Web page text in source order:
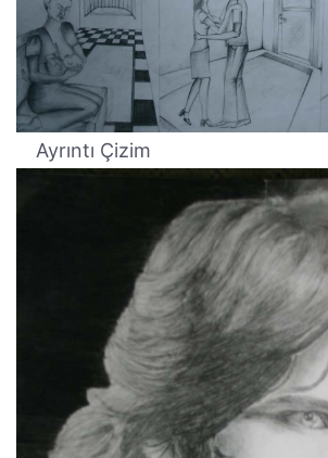
Ayrıntı Çizim